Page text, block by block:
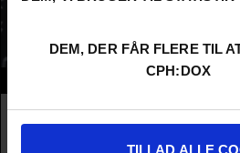
DEM, DER FÅR FLERE TIL
CPH:DOX
TILLAD ALLE
Nationality
Spain
Company
Streaming Platform